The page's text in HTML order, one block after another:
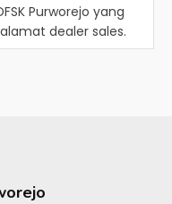
Purworejo yang
dealer sales.